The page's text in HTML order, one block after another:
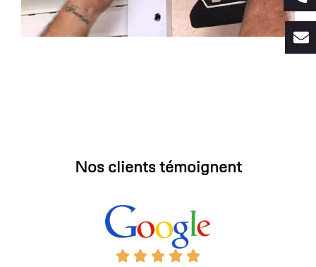
Nos clients témoignent